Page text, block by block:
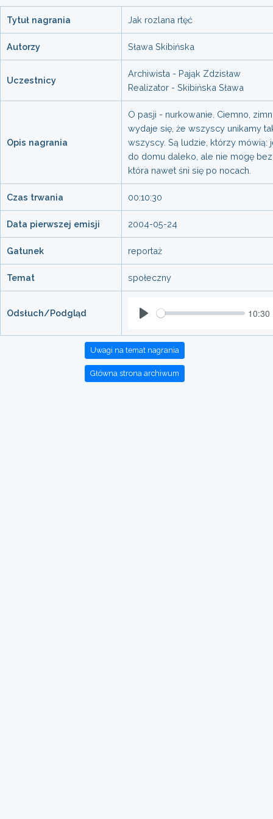
Tytuł nagrania Jak rozlana rtęć
Autorzy Sława Skibińska
Uczestnicy
Archiwista - Pająk Zdzisław
Realizator - Skibińska Sława
Opis nagrania
O pasji - nurkowanie. Ciemno,
wydaje się, że wszyscy unikamy
wszyscy. Są ludzie, którzy mówią:
do domu daleko, ale nie mogę
która nawet śni się po nocach.
Czas trwania 00:10:30
Data pierwszej emisji 2004-05-24
Gatunek reportaż
Temat społeczny
Odsłuch/Podgląd 10:30
Uwagi na temat nagrania
Główna strona archiwum